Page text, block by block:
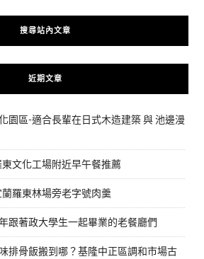
搜尋站內文章
近期文章
園區-適合長輩在日式木造建築 與 池邊漫
東文化工場附近早午餐推薦
蘭羅東林場旁老字號肉羹
跟著政大學生一起畢業的老餐廳們
排骨飯搬到哪？基隆中正區調和市場古